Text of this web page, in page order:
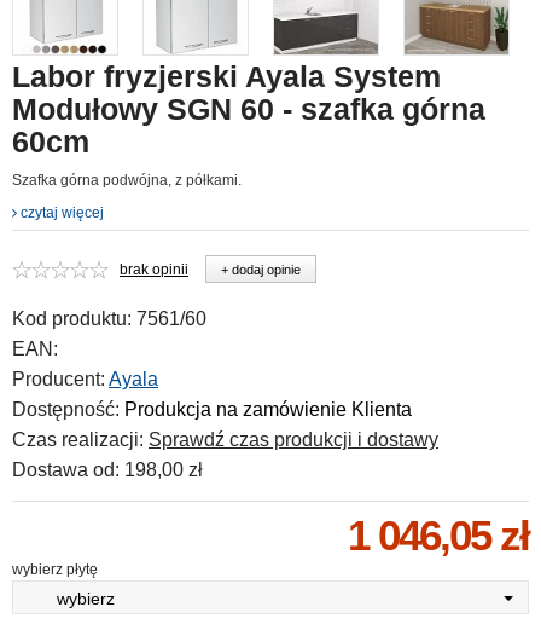
Labor fryzjerski Ayala System
Modułowy SGN 60 - szafka górna
60cm
Szafka górna podwójna, z półkami.
czytaj więcej
brak opinii + dodaj opinie
Kod produktu: 7561/60
EAN:
Producent: Ayala
Dostępność: Produkcja na zamówienie Klienta
Czas realizacji: Sprawdź czas produkcji i dostawy
Dostawa od: 198,00 zł
1 046,05 zł
wybierz płytę
wybierz